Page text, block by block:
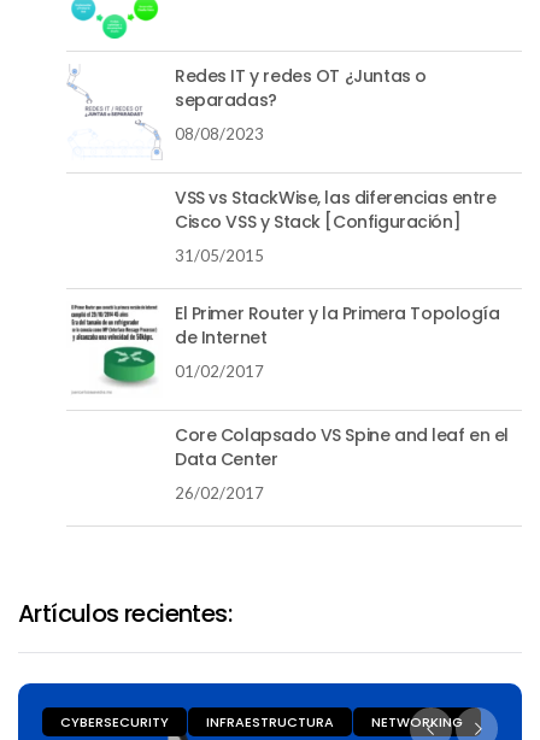
Redes IT y redes OT ¿Juntas o
separadas?
08/08/2023
VSS vs StackWise, las diferencias entre
Cisco VSS y Stack [Configuración]
31/05/2015
El Primer Router y la Primera Topología
de Internet
01/02/2017
Core Colapsado VS Spine and leaf en el
Data Center
26/02/2017
Artículos recientes:
CYBERSECURITY INFRAESTRUCTURA NETWORKING